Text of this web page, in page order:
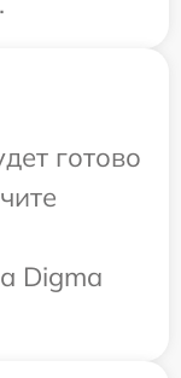
готово
Digma